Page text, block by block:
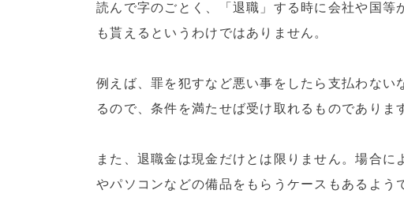
読んで字のごとく、「退職」する時に会社や国
も貰えるというわけではありません。
例えば、罪を犯すなど悪い事をしたら支払わな
るので、条件を満たせば受け取れるものでありま
また、退職金は現金だけとは限りません。場合に
やパソコンなどの備品をもらうケースもあるよう